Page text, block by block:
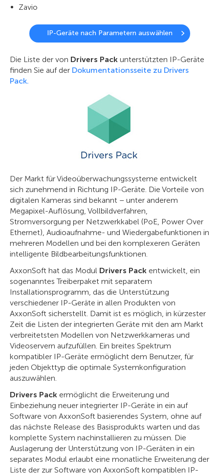
Zavio
IP-Geräte nach Parametern auswählen
Die Liste der von Drivers Pack unterstützten IP-Geräte
finden Sie auf der Dokumentationsseite zu Drivers
Pack.
Der Markt für Videoüberwachungssysteme entwickelt
sich zunehmend in Richtung IP-Geräte. Die Vorteile von
digitalen Kameras sind bekannt – unter anderem
Megapixel-Auflösung, Vollbildverfahren,
Stromversorgung per Netzwerkkabel (PoE, Power Over
Ethernet), Audioaufnahme- und Wiedergabefunktionen in
mehreren Modellen und bei den komplexeren Geräten
intelligente Bildbearbeitungsfunktionen.
AxxonSoft hat das Modul Drivers Pack entwickelt, ein
sogenanntes Treiberpaket mit separatem
Installationsprogramm, das die Unterstützung
verschiedener IP-Geräte in allen Produkten von
AxxonSoft sicherstellt. Damit ist es möglich, in kürzester
Zeit die Listen der integrierten Geräte mit den am Markt
verbreitetsten Modellen von Netzwerkkameras und
Videoservern aufzufüllen. Ein breites Spektrum
kompatibler IP-Geräte ermöglicht dem Benutzer, für
jeden Objekttyp die optimale Systemkonfiguration
auszuwählen.
Drivers Pack ermöglicht die Erweiterung und
Einbeziehung neuer integrierter IP-Geräte in ein auf
Software von AxxonSoft basierendes System, ohne auf
das nächste Release des Basisprodukts warten und das
komplette System nachinstallieren zu müssen. Die
Auslagerung der Unterstützung von IP-Geräten in ein
separates Modul erlaubt eine monatliche Erweiterung der
Liste der zur Software von AxxonSoft kompatiblen IP-